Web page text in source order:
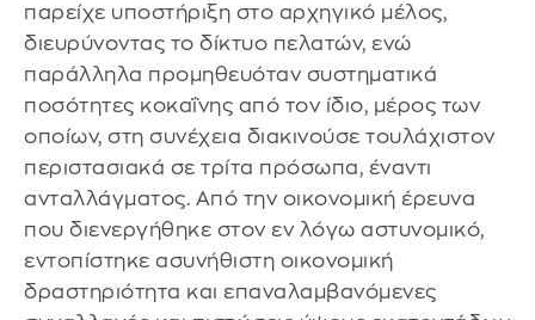
παρείχε υποστήριξη στο αρχηγικό μέλος,
διευρύνοντας το δίκτυο πελατών, ενώ
παράλληλα προμηθευόταν συστηματικά
ποσότητες κοκαΐνης από τον ίδιο, μέρος των
οποίων, στη συνέχεια διακινούσε τουλάχιστον
περιστασιακά σε τρίτα πρόσωπα, έναντι
ανταλλάγματος. Από την οικονομική έρευνα
που διενεργήθηκε στον εν λόγω αστυνομικό,
εντοπίστηκε ασυνήθιστη οικονομική
δραστηριότητα και επαναλαμβανόμενες